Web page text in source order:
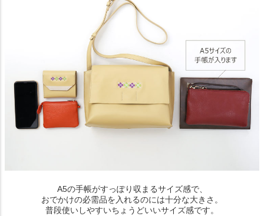
A5の手帳がすっぽり収まるサイズ感で、
おでかけの必需品を入れるのには十分な大きさ。
普段使いしやすいちょうどいいサイズ感です。